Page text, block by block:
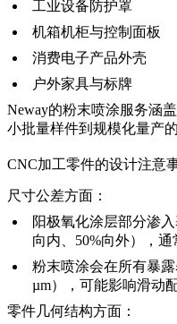
工业设备防护罩
机箱机柜与控制面板
消费电子产品外壳
户外家具与标牌
Neway的粉末喷涂服务涵
小批量样件到规模化量产
CNC加工零件的设计注意
尺寸公差方面：
阳极氧化涂层部分渗
向内、50%向外），
粉末喷涂会在所有暴
µm），可能影响滑动
零件几何结构方面：